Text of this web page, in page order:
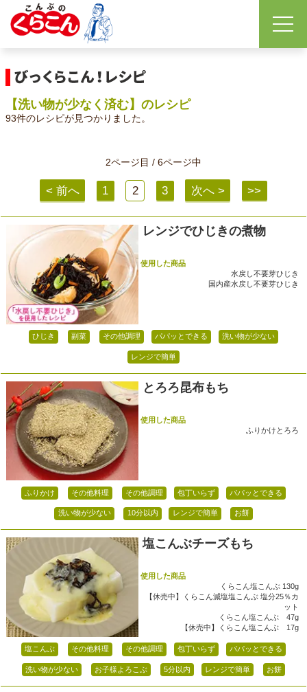
【洗い物が少なく済む】のレシピ
93件のレシピが見つかりました。
2ページ目 / 6ページ中
< 前へ 1 2 3 次へ > >>
レンジでひじきの煮物
使用した商品
水戻し不要芽ひじき
国内産水戻し不要芽ひじき
ひじき 副菜 その他調理 パパッとできる 洗い物が少ない
レンジで簡単
とろろ昆布もち
使用した商品
ふりかけとろろ
ふりかけ その他料理 その他調理 包丁いらず パパッとできる
洗い物が少ない 10分以内 レンジで簡単 お餅
塩こんぶチーズもち
使用した商品
くらこん塩こんぶ 130g
【休売中】くらこん減塩塩こんぶ 塩分25％カ
ット
くらこん塩こんぶ 47g
【休売中】くらこん塩こんぶ 17g
塩こんぶ その他料理 その他調理 包丁いらず パパッとできる
洗い物が少ない お子様よろこぶ 5分以内 レンジで簡単 お餅